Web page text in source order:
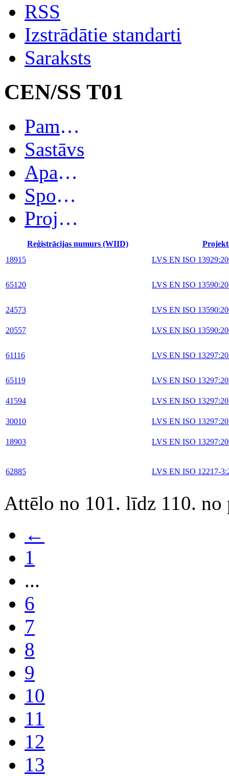
RSS
Izstrādātie standarti
Saraksts
CEN/SS T01
Pamatinformācija
Sastāvs
Apakškomitejas
Spoguļkomitejas
Projekti
Reģistrācijas numurs (WIID)
18915
LVS EN ISO
65120 LVS EN ISO
24573 LVS EN ISO
20557 LVS EN ISO
61116 LVS EN ISO
65119 LVS EN ISO
41594 LVS EN ISO
30010 LVS EN ISO
18903 LVS EN ISO
62885 LVS EN ISO 12217-
Attēlo no 101. līdz 110. no
←
1
...
6
7
8
9
10
11
12
13